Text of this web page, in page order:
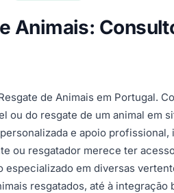
Animais:
de Animais em Portugal.
do resgate de um animal em
e apoio
ou resgatador merece ter
em diversas
resgatados, até à